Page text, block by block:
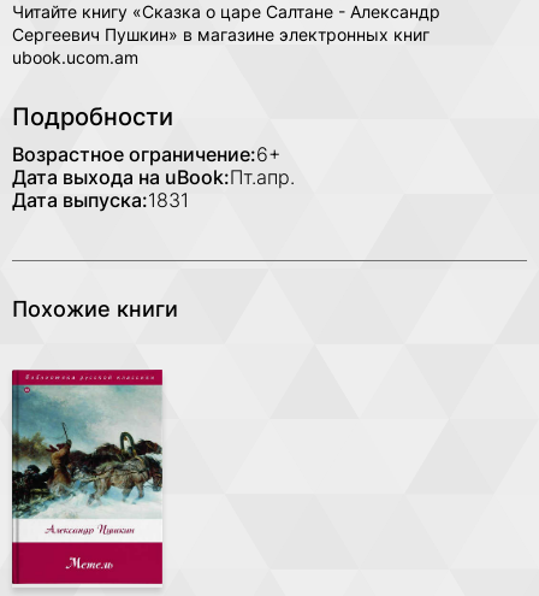
Читайте книгу «Сказка о царе Салтане - Александр
Сергеевич Пушкин» в магазине электронных книг
ubook.ucom.am
Подробности
Возрастное ограничение:6+
Дата выхода на uBook:Пт.апр.
Дата выпуска:1831
Похожие книги